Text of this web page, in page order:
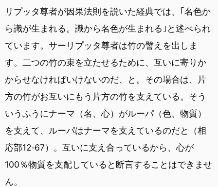
リプッタ尊者が因果法則を説いた経典では、｢名色か
ら識が生まれる。識から名色が生まれる｣と述べられ
ています。サーリプッタ尊者は竹の譬えを出しま
す。二つの竹の束を立たせるために、互いに寄りか
からせなければいけないのだ、と。その場合は、片
方の竹がお互いにもう片方の竹を支えている。そう
いうふうにナーマ（名、心）がルーパ（色、物質）
を支えて、ルーパはナーマを支えているのだと（相
応部12‐67）。互いに支え合っているから、心が
100％物質を支配していると断言することはできませ
ん。